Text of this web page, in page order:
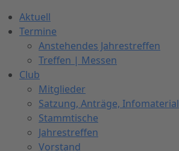
Aktuell
Termine
Anstehendes Jahrestreffen
Treffen | Messen
Club
Mitglieder
Satzung, Anträge, Infomaterial
Stammtische
Jahrestreffen
Vorstand